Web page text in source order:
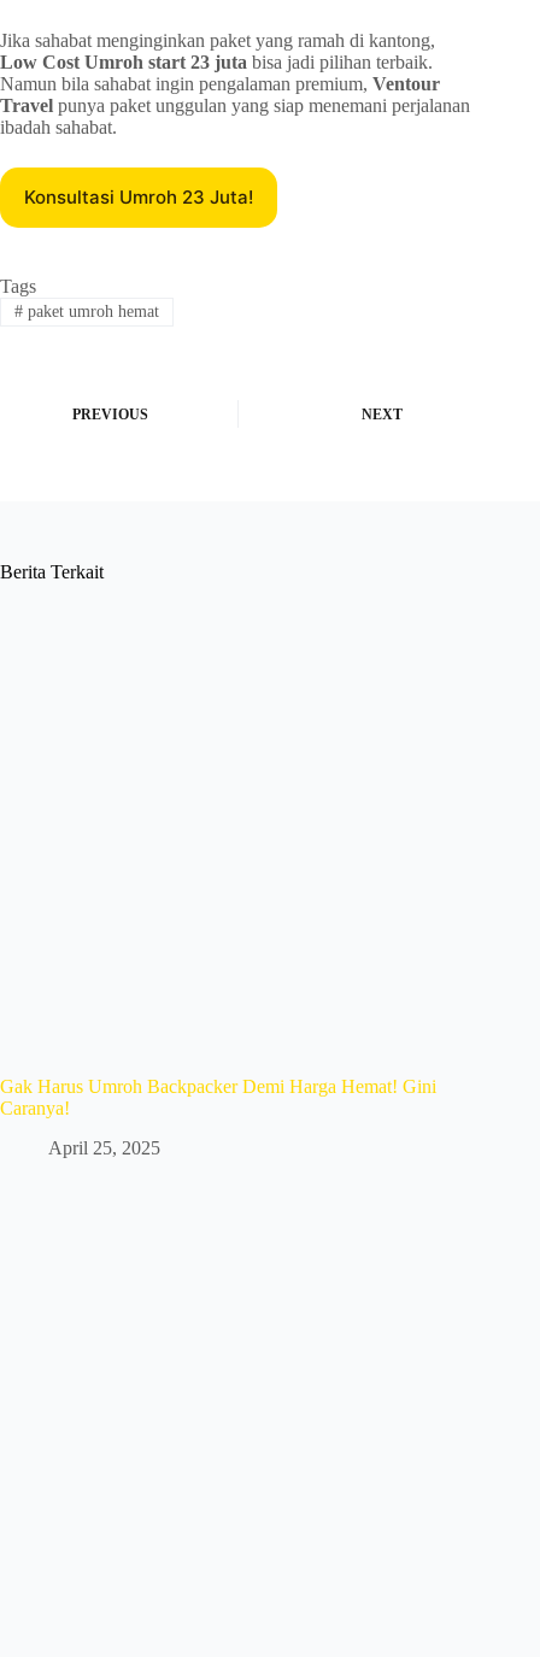
Jika sahabat menginginkan paket yang ramah di kantong,
Low Cost Umroh start 23 juta bisa jadi pilihan terbaik.
Namun bila sahabat ingin pengalaman premium, Ventour
Travel punya paket unggulan yang siap menemani perjalanan
ibadah sahabat.
Konsultasi Umroh 23 Juta!
Tags
#paket umroh hemat
PREVIOUS NEXT
Berita Terkait
Gak Harus Umroh Backpacker Demi Harga Hemat! Gini
Caranya!
April 25, 2025